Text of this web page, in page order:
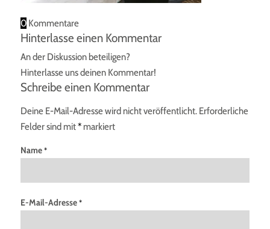
0 Kommentare
Hinterlasse einen Kommentar
An der Diskussion beteiligen?
Hinterlasse uns deinen Kommentar!
Schreibe einen Kommentar
Deine E-Mail-Adresse wird nicht veröffentlicht. Erforderliche
Felder sind mit*markiert
Name*
E-Mail-Adresse*